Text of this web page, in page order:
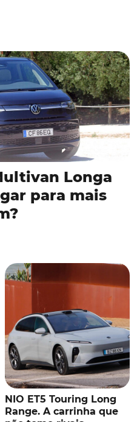
Longa
para mais
NIO ET5 Touring Long
Range. A carrinha que